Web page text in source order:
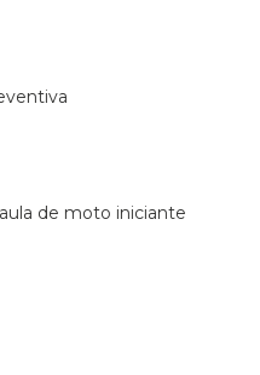
aula de moto iniciante